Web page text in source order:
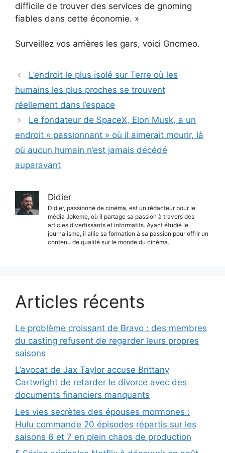
difficile de trouver des services de gnoming
fiables dans cette économie. »
Surveillez vos arrières les gars, voici Gnomeo.
L’endroit le plus isolé sur Terre où les
humains les plus proches se trouvent
réellement dans l’espace
Le fondateur de SpaceX, Elon Musk, a un
endroit « passionnant » où il aimerait mourir, là
où aucun humain n’est jamais décédé
auparavant
Didier
Didier, passionné de cinéma, est un rédacteur pour le
média Jokeme, où il partage sa passion à travers des
articles divertissants et informatifs. Ayant étudié le
journalisme, il allie sa formation à sa passion pour offrir un
contenu de qualité sur le monde du cinéma.
Articles récents
Le problème croissant de Bravo : des membres
du casting refusent de regarder leurs propres
saisons
L’avocat de Jax Taylor accuse Brittany
Cartwright de retarder le divorce avec des
documents financiers manquants
Les vies secrètes des épouses mormones :
Hulu commande 20 épisodes répartis sur les
saisons 6 et 7 en plein chaos de production